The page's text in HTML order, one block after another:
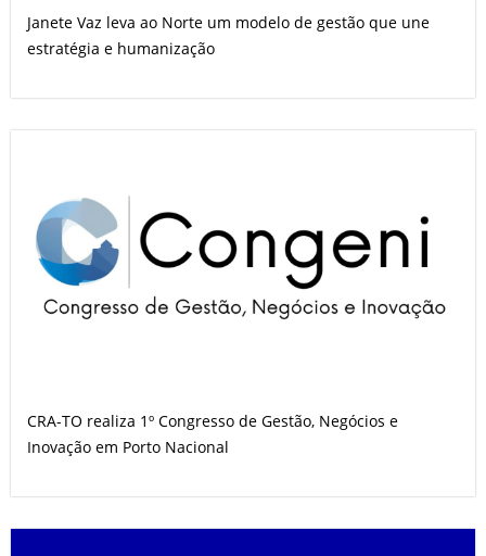
Janete Vaz leva ao Norte um modelo de gestão que une
estratégia e humanização
CRA-TO realiza 1º Congresso de Gestão, Negócios e
Inovação em Porto Nacional